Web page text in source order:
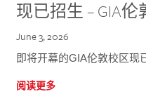
现已招生 – GIA
June 3, 2026
即将开幕的GIA伦敦校区现
阅读更多